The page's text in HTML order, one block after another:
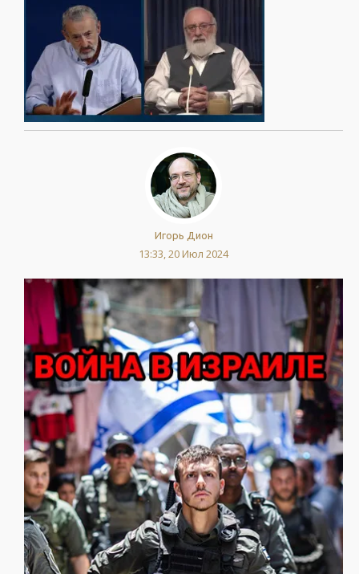
Игорь Дион
13:33, 20 Июл 2024